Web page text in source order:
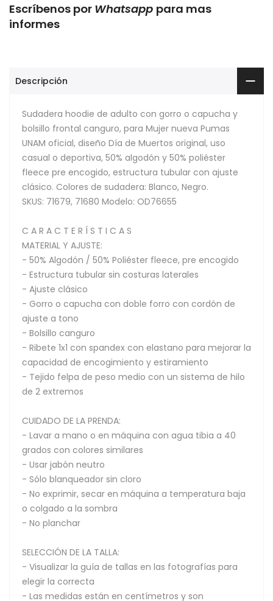
Escríbenos por Whatsapp para mas
informes
Descripción
Sudadera hoodie de adulto con gorro o capucha y
bolsillo frontal canguro, para Mujer nueva Pumas
UNAM oficial, diseño Día de Muertos original, uso
casual o deportiva, 50% algodón y 50% poliéster
fleece pre encogido, estructura tubular con ajuste
clásico. Colores de sudadera: Blanco, Negro.
SKUS: 71679, 71680 Modelo: OD76655
C A R A C T E R Í S T I C A S
MATERIAL Y AJUSTE:
- 50% Algodón / 50% Poliéster fleece, pre encogido
- Estructura tubular sin costuras laterales
- Ajuste clásico
- Gorro o capucha con doble forro con cordón de
ajuste a tono
- Bolsillo canguro
- Ribete 1x1 con spandex con elastano para mejorar la
capacidad de encogimiento y estiramiento
- Tejido felpa de peso medio con un sistema de hilo
de 2 extremos
CUIDADO DE LA PRENDA:
- Lavar a mano o en máquina con agua tibia a 40
grados con colores similares
- Usar jabón neutro
- Sólo blanqueador sin cloro
- No exprimir, secar en máquina a temperatura baja
o colgado a la sombra
- No planchar
SELECCIÓN DE LA TALLA:
- Visualizar la guía de tallas en las fotografías para
elegir la correcta
- Las medidas están en centímetros y son